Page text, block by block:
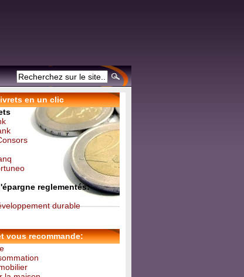
en un clic
reglementés:
durable
vous recommande: